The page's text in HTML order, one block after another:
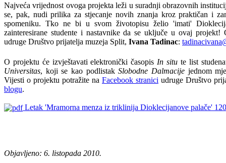
Najveća vrijednost ovoga projekta leži u suradnji obrazovnih
se, pak, nudi prilika za stjecanje novih znanja kroz praktičan i
spomeniku. Tko ne bi u svom životopisu želio 'imati'
zainteresirane studente i nastavnike da se uključe u ovaj projekt!
udruge Društvo prijatelja muzeja Split, Ivana Tadinac:
O projektu će izvještavati elektronički časopis In situ te list
Universitas, koji se kao podlistakSlobodne Dalmacije jednom
Vijesti o projektu potražite na Facebook stranici udruge Društvo
blogu.
Letak 'Mramorna menza iz triklinija Dioklecijanove palače'
Objavljeno: 6. listopada 2010.